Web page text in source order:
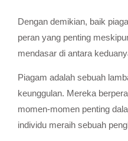
Dengan demikian, baik
peran yang penting
mendasar di antara
Piagam adalah sebuah
keunggulan. Mereka
momen-momen penting
individu meraih sebuah